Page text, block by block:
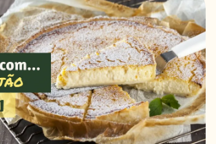
SOBRE NÓS
LOJA ONLINE
BLOG